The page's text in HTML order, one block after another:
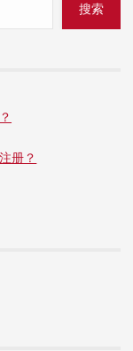
搜索
册？